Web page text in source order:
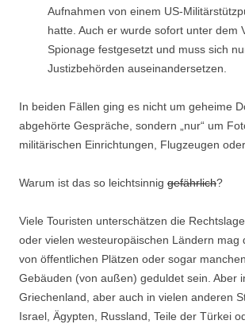
Aufnahmen von einem US-
hatte. Auch er wurde sofort unter dem
Spionage festgesetzt und muss sich
Justizbehörden auseinandersetzen.
In beiden Fällen ging es nicht um geheime
abgehörte Gespräche, sondern „nur“ um
militärischen Einrichtungen, Flugzeugen
Warum ist das so leichtsinnig gefährlich?
Viele Touristen unterschätzen die
oder vielen westeuropäischen Ländern mag
von öffentlichen Plätzen oder sogar
Gebäuden (von außen) geduldet sein. Aber
Griechenland, aber auch in vielen anderen
Israel, Ägypten, Russland, Teile der Türkei